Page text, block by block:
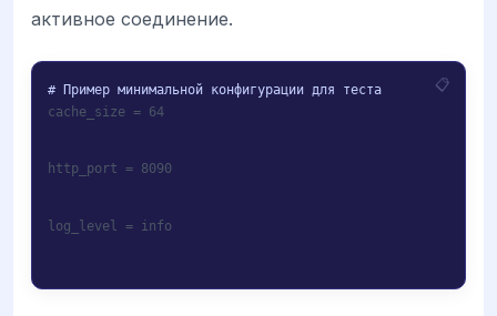
активное соединение.
cache_size = 64
http_port = 8090
log_level = info